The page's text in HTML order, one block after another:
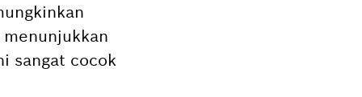
sangat cocok